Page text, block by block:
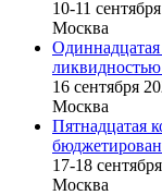
10-11
Москва
16 cентября
Москва
Пятнадцатая
17-18
Москва